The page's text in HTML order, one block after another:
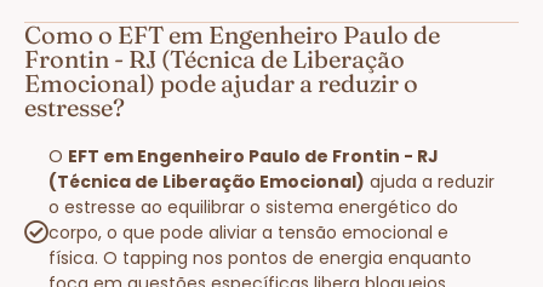
Como o EFT em Engenheiro Paulo de
Frontin - RJ (Técnica de Liberação
Emocional) pode ajudar a reduzir o
estresse?
O EFT em Engenheiro Paulo de Frontin - RJ
(Técnica de Liberação Emocional) ajuda a reduzir
o estresse ao equilibrar o sistema energético do
corpo, o que pode aliviar a tensão emocional e
física. O tapping nos pontos de energia enquanto